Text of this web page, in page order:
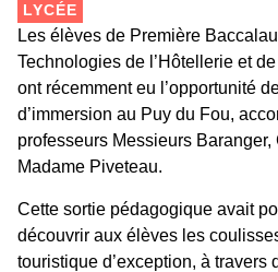
LYCÉE
Les élèves de Première
Technologies de l’Hôtellerie et
ont récemment eu l’opportunité
d’immersion au Puy du Fou,
professeurs Messieurs
Madame Piveteau.
Cette sortie pédagogique avait
découvrir aux élèves les
touristique d’exception, à travers